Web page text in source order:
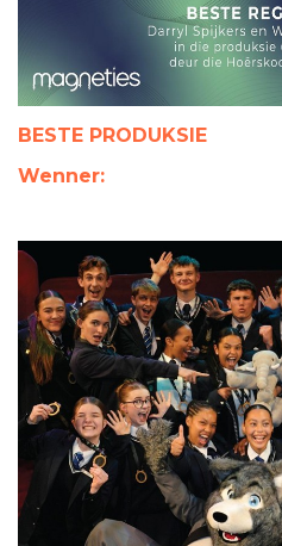
BESTE PRODUKSIE
Wenner: